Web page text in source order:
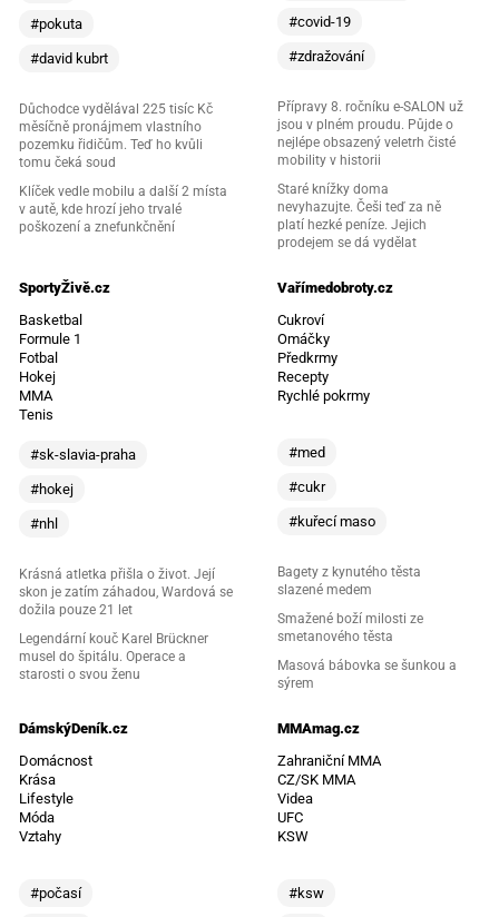
#pokuta
#david kubrt
Důchodce vydělával 225 tisíc Kč
měsíčně pronájmem vlastního
pozemku řidičům. Teď ho kvůli
tomu čeká soud
Klíček vedle mobilu a další 2 místa
v autě, kde hrozí jeho trvalé
poškození a znefunkčnění
#covid-19
#zdražování
Přípravy 8. ročníku e-SALON už
jsou v plném proudu. Půjde o
nejlépe obsazený veletrh čisté
mobility v historii
Staré knížky doma
nevyhazujte. Češi teď za ně
platí hezké peníze. Jejich
prodejem se dá vydělat
SportyŽivě.cz
Basketbal
Formule 1
Fotbal
Hokej
MMA
Tenis
#sk-slavia-praha
#hokej
#nhl
Krásná atletka přišla o život. Její
skon je zatím záhadou, Wardová se
dožila pouze 21 let
Legendární kouč Karel Brückner
musel do špitálu. Operace a
starosti o svou ženu
Vařímedobroty.cz
Cukroví
Omáčky
Předkrmy
Recepty
Rychlé pokrmy
#med
#cukr
#kuřecí maso
Bagety z kynutého těsta
slazené medem
Smažené boží milosti ze
smetanového těsta
Masová bábovka se šunkou a
sýrem
DámskýDeník.cz
Domácnost
Krása
Lifestyle
Móda
Vztahy
#počasí
MMAmag.cz
Zahraniční MMA
CZ/SK MMA
Videa
UFC
KSW
#ksw